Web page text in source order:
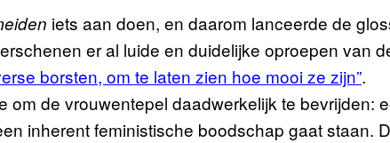
iets aan doen, en daarom lanceerde de
er al luide en duidelijke oproepen van
borsten, om te laten zien hoe mooi ze zijn”.
om de vrouwentepel daadwerkelijk te bevrijden:
inherent feministische boodschap gaat staan.